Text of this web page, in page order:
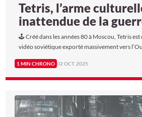
Tetris, l’arme
inattendue de la
🕹️ Créé dans les années 80 à Moscou, Tetris
vidéo soviétique exporté massivement vers
1 MIN CHRONO 02 OCT. 2025